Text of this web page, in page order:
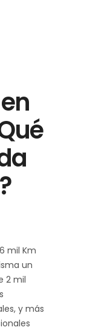
mil Km
un
2 mil
y más